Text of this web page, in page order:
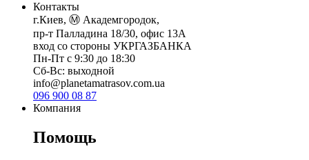
Контакты
г.Киев, Ⓜ️ Академгородок,
пр-т Палладина 18/30, офис 13А
вход со стороны УКРГАЗБАНКА
Пн-Пт с 9:30 до 18:30
Сб-Вс: выходной
info@planetamatrasov.com.ua
096 900 08 87
Компания
Помощь